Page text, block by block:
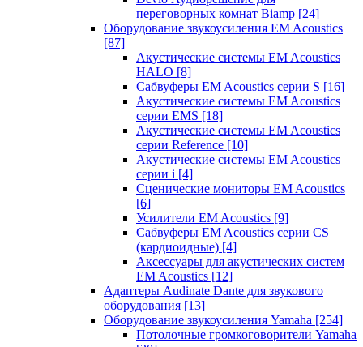
переговорных комнат Biamp [24]
Оборудование звукоусиления EM Acoustics
[87]
Акустические системы EM Acoustics
HALO [8]
Сабвуферы EM Acoustics серии S [16]
Акустические системы EM Acoustics
серии EMS [18]
Акустические системы EM Acoustics
серии Reference [10]
Акустические системы EM Acoustics
серии i [4]
Сценические мониторы EM Acoustics
[6]
Усилители EM Acoustics [9]
Сабвуферы EM Acoustics серии CS
(кардиоидные) [4]
Аксессуары для акустических систем
EM Acoustics [12]
Адаптеры Audinate Dante для звукового
оборудования [13]
Оборудование звукоусиления Yamaha [254]
Потолочные громкоговорители Yamaha